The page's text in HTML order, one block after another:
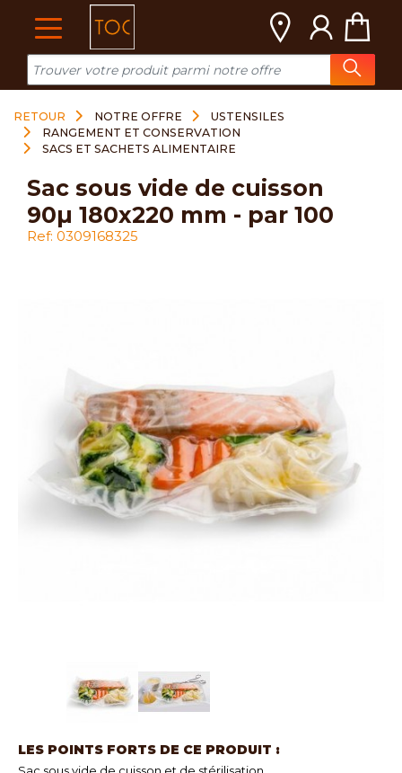
RETOUR NOTRE OFFRE
USTENSILES
RANGEMENT ET CONSERVATION
SACS ET SACHETS ALIMENTAIRE
LES POINTS FORTS DE CE PRODUIT :
sac sous vide de cuisson
90µ 180x220 mm - par 100
Ref: 0309168325
Cookies management panel